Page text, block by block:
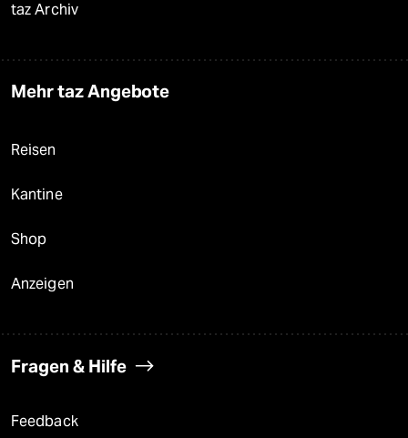
taz Archiv
Mehr taz Angebote
Reisen
Kantine
Shop
Anzeigen
Fragen & Hilfe
Feedback